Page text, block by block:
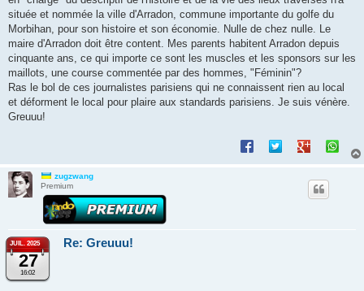
située et nommée la ville d'Arradon, commune importante du golfe du
Morbihan, pour son histoire et son économie. Nulle de chez nulle. Le
maire d'Arradon doit être content. Mes parents habitent Arradon depuis
cinquante ans, ce qui importe ce sont les muscles et les sponsors sur les
maillots, une course commentée par des hommes, "Féminin"?
Ras le bol de ces journalistes parisiens qui ne connaissent rien au local
et déforment le local pour plaire aux standards parisiens. Je suis vénère.
Greuuu!
zugzwang
Premium
JUIL. 2025
27
16:02
Re: Greuuu!